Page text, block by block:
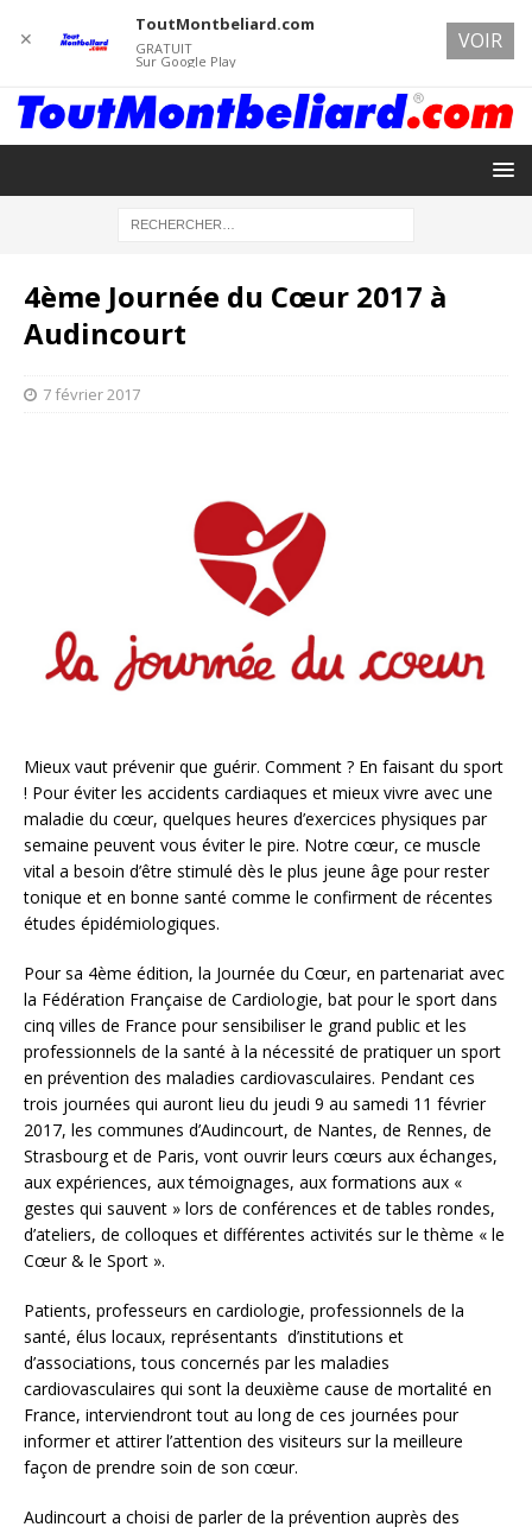
4ème Journée du Cœur 2017 à
Audincourt
7 février 2017
Mieux vaut prévenir que guérir. Comment ? En faisant du sport
! Pour éviter les accidents cardiaques et mieux vivre avec une
maladie du cœur, quelques heures d’exercices physiques par
semaine peuvent vous éviter le pire. Notre cœur, ce muscle
vital a besoin d’être stimulé dès le plus jeune âge pour rester
tonique et en bonne santé comme le confirment de récentes
études épidémiologiques.
Pour sa 4ème édition, la Journée du Cœur, en partenariat avec
la Fédération Française de Cardiologie, bat pour le sport dans
cinq villes de France pour sensibiliser le grand public et les
professionnels de la santé à la nécessité de pratiquer un sport
en prévention des maladies cardiovasculaires. Pendant ces
trois journées qui auront lieu du jeudi 9 au samedi 11 février
2017, les communes d’Audincourt, de Nantes, de Rennes, de
Strasbourg et de Paris, vont ouvrir leurs cœurs aux échanges,
aux expériences, aux témoignages, aux formations aux «
gestes qui sauvent » lors de conférences et de tables rondes,
d’ateliers, de colloques et différentes activités sur le thème « le
Cœur & le Sport ».
Patients, professeurs en cardiologie, professionnels de la
santé, élus locaux, représentants d’institutions et
d’associations, tous concernés par les maladies
cardiovasculaires qui sont la deuxième cause de mortalité en
France, interviendront tout au long de ces journées pour
informer et attirer l’attention des visiteurs sur la meilleure
façon de prendre soin de son cœur.
Audincourt a choisi de parler de la prévention auprès des
✕
ToutMontbeliard.com
GRATUIT
Sur Google Play
VOIR